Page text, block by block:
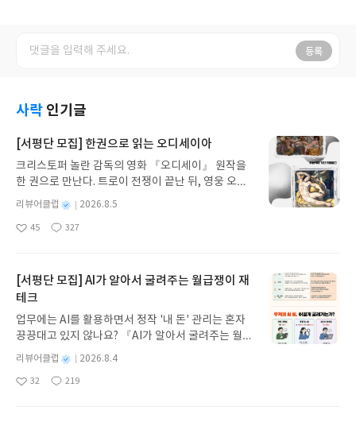
등록
사락 인기글
[서평단 모집] 한권으로 읽는 오디세이아
크리스토퍼 놀란 감독의 영화 『오디세이』 원작을
한 권으로 만난다. 트로이 전쟁이 끝난 뒤, 영웅 오디
세우스는 고향 이타케로 돌아가기 위해 키클롭스, 마
녀 키르케, 세이렌의 노래, 포세이돈의 분노를 헤쳐
나간다. 그리스 철학 전공자인 옮긴이가 호메로스의
지 않고 끝까지 읽을 수 있다. 3천 년을 이어 온 귀향
과 모험의 대서사시가 가장 읽기 편한 번역으로 새롭
스 저/육혜원 역출판사이화북스 예스24 바로가기 닫
기모집인원 : 5명신청기간 : 2026.08.05 ~ 2026.08.
09발표일자 : 2026.08.13리뷰 작성기한 : 도서/상품
품 받으실 주소/연락처를 업데이트 해주세요! (선정
별
리뷰어클럽
성
2026.8.5
좋
45
댓
327
작
[서평단 모집] AI가 알아서 굴려주는 월급쟁이 재
테크
업무에는 AI를 활용하면서 정작 '내 돈' 관리는 혼자
끙끙대고 있지 않나요? 『AI가 알아서 굴려주는 월급
쟁이 재테크』는 챗GPT·클로드·제미나이·퍼플렉시
티를 나만의 재테크 팀으로 만드는 실전 가이드입니
다. 재무 진단부터 주식 투자, 부동산, 절세, 자산 관
별
리뷰어클럽
성
2026.8.4
좋
32
댓
219
작